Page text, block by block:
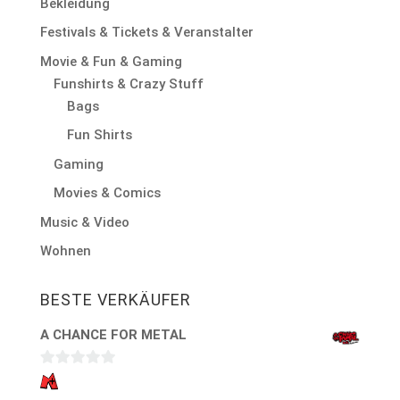
Festivals & Tickets & Veranstalter
Movie & Fun & Gaming
Funshirts & Crazy Stuff
Bags
Fun Shirts
Gaming
Movies & Comics
Music & Video
Wohnen
BESTE VERKÄUFER
A CHANCE FOR METAL
0